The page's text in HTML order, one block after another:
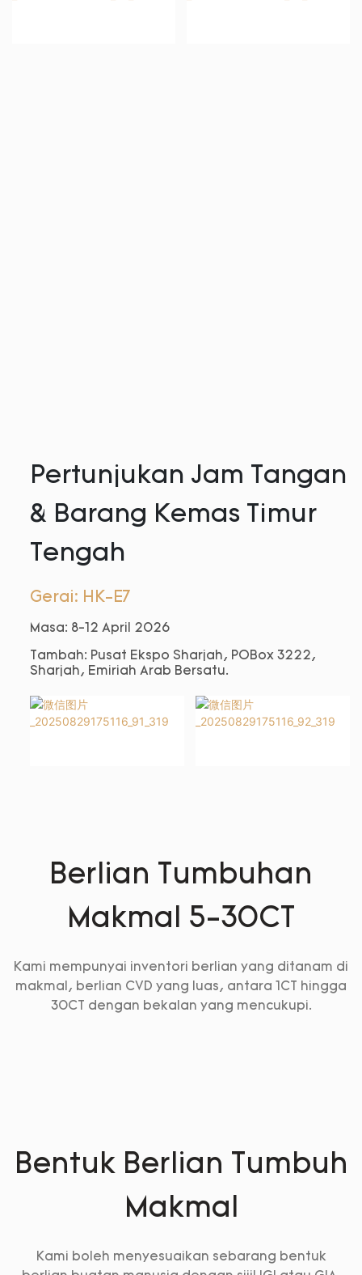
Pertunjukan Jam Tangan
& Barang Kemas Timur
Tengah
Gerai: HK-E7
Masa: 8-12 April 2026
Tambah: Pusat Ekspo Sharjah, POBox 3222,
Sharjah, Emiriah Arab Bersatu.
Berlian Tumbuhan
Makmal 5-30CT
Kami mempunyai inventori berlian yang ditanam di
makmal, berlian CVD yang luas, antara 1CT hingga
30CT dengan bekalan yang mencukupi.
Bentuk Berlian Tumbuh
Makmal
Kami boleh menyesuaikan sebarang bentuk